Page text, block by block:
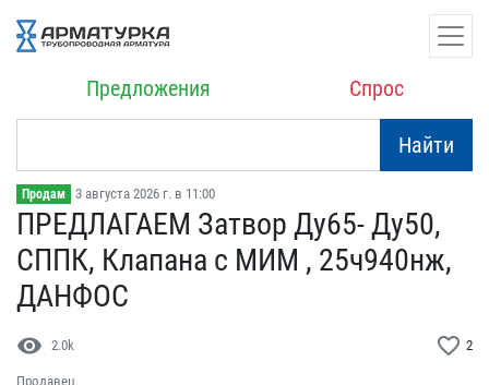
Предложения Спрос
Найти
Продам 3 августа 2026 г. в 11:00
ПРЕДЛАГАЕМ Затвор Ду65-​ Ду50,
СППК, Клапана с М​ИМ , 25ч940нж,
ДАНФОС
visibility 2.0k favorite_border 2
Продавец